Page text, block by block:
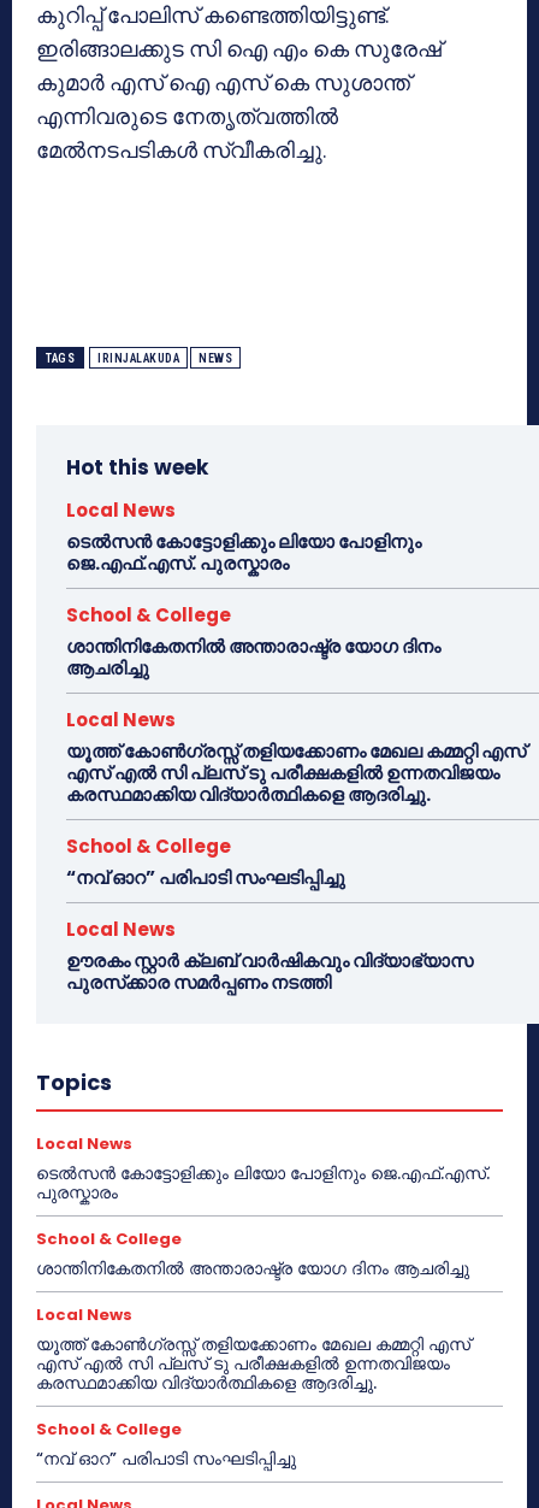
കുറിപ്പ് പോലിസ് കണ്ടെത്തിയിട്ടുണ്ട്.
ഇരിങ്ങാലക്കുട സി ഐ എം കെ സുരേഷ്
കുമാര്‍ എസ് ഐ എസ് കെ സുശാന്ത്
എന്നിവരുടെ നേതൃത്വത്തില്‍
മേല്‍നടപടികള്‍ സ്വീകരിച്ചു.
TAGS IRINJALAKUDA NEWS
Hot this week
Local News
ടെൽസൻ കോട്ടോളിക്കും ലിയോ പോളിനും
ജെ.എഫ്.എസ്. പുരസ്കാരം
School & College
ശാന്തിനികേതനിൽ അന്താരാഷ്ട്ര യോഗ ദിനം
ആചരിച്ചു
Local News
യൂത്ത് കോൺഗ്രസ്സ് തളിയക്കോണം മേഖല കമ്മറ്റി എസ്
എസ് എൽ സി പ്ലസ് ടു പരീക്ഷകളിൽ ഉന്നതവിജയം
കരസ്ഥമാക്കിയ വിദ്യാർത്ഥികളെ ആദരിച്ചു.
School & College
“നവ് ഓറ” പരിപാടി സംഘടിപ്പിച്ചു
Local News
ഊരകം സ്റ്റാർ ക്ലബ് വാർഷികവും വിദ്യാഭ്യാസ
പുരസ്‌ക്കാര സമർപ്പണം നടത്തി
Topics
Local News
ടെൽസൻ കോട്ടോളിക്കും ലിയോ പോളിനും ജെ.എഫ്.എസ്.
പുരസ്കാരം
School & College
ശാന്തിനികേതനിൽ അന്താരാഷ്ട്ര യോഗ ദിനം ആചരിച്ചു
Local News
യൂത്ത് കോൺഗ്രസ്സ് തളിയക്കോണം മേഖല കമ്മറ്റി എസ്
എസ് എൽ സി പ്ലസ് ടു പരീക്ഷകളിൽ ഉന്നതവിജയം
കരസ്ഥമാക്കിയ വിദ്യാർത്ഥികളെ ആദരിച്ചു.
School & College
“നവ് ഓറ” പരിപാടി സംഘടിപ്പിച്ചു